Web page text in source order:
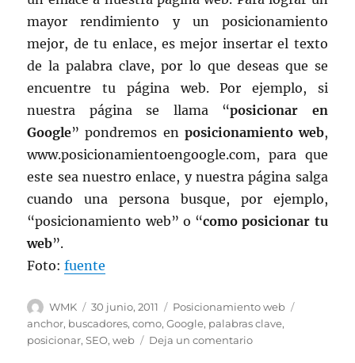
mayor rendimiento y un posicionamiento
mejor, de tu enlace, es mejor insertar el texto
de la palabra clave, por lo que deseas que se
encuentre tu página web. Por ejemplo, si
nuestra página se llama “posicionar en
Google” pondremos en posicionamiento web,
www.posicionamientoengoogle.com, para que
este sea nuestro enlace, y nuestra página salga
cuando una persona busque, por ejemplo,
“posicionamiento web” o “como posicionar tu
web”.
Foto:fuente
Autor
WMK
Publicado
el
30 junio, 2011 Categorías
Posicionamiento web
anchor, buscadores,como,Google, palabras clave,
posicionar,SEO,web Deja un comentarioen